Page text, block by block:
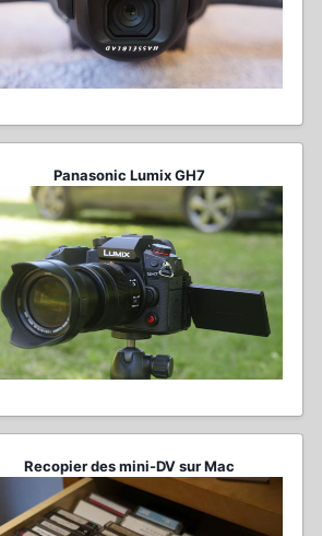
Panasonic Lumix GH7
Recopier des mini-DV sur Mac